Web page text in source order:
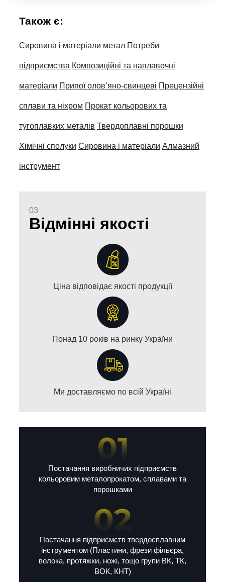
Також є:
Сировина і матеріали метал Потреби
підприємства Композиційні та наплавочні
матеріали Припої олов’яно-свинцеві Прецензійні
сплави та ніхром Прокат кольорових та
тугоплавких металів Твердоплавні порошки
Хімічні сполуки Сировина і матеріали Алмазний
інструмент
03
Відмінні якості
Ціна відповідає якості продукції
Понад 10 років на ринку України
Ми доставляємо по всій Україні
Постачання виробничих підприємств
кольоровим металопрокатом, сплавами та
порошками
Постачання підприємств твердосплавним
інструментом (Пластини, фрези фільєра,
волока, протяжки, ножі, тощо групи ВК, ТК,
ВОК, КНТ)